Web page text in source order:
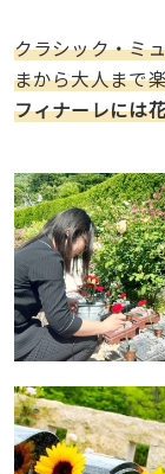
クラシック・ミ
まから大人まで
フィナーレには